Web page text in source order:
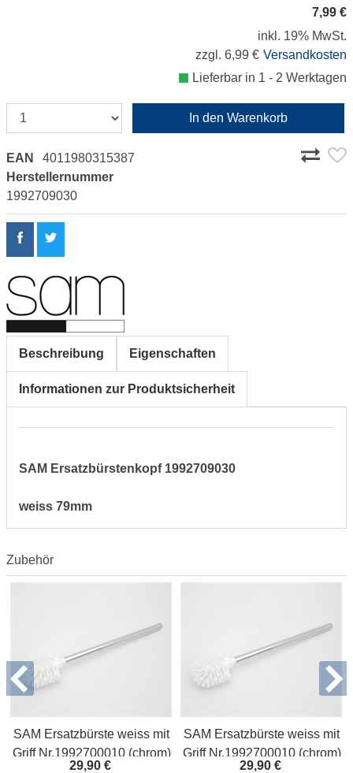
7,99 €
inkl. 19% MwSt.
zzgl. 6,99 € Versandkosten
Lieferbar in 1 - 2 Werktagen
In den Warenkorb
EAN
4011980315387
Herstellernummer
1992709030
Beschreibung Eigenschaften
Informationen zur Produktsicherheit
SAM Ersatzbürstenkopf 1992709030
weiss 79mm
Zubehör
SAM Ersatzbürste weiss mit
Griff Nr.1992700010 (chrom)
29,90 €
SAM Ersatzbürste weiss mit
Griff Nr.1992700010 (chrom)
29,90 €